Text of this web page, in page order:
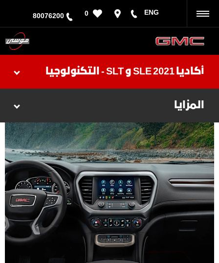
ENG
0
80076200
أكاديا 2021 SLE و SLT - التكنولوجيا
المزايا